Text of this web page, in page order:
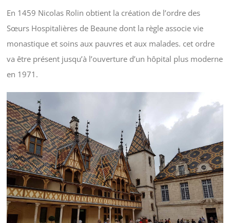
En 1459 Nicolas Rolin obtient la création de l’ordre des
Sœurs Hospitalières de Beaune dont la règle associe vie
monastique et soins aux pauvres et aux malades. cet ordre
va être présent jusqu’à l’ouverture d’un hôpital plus moderne
en 1971.